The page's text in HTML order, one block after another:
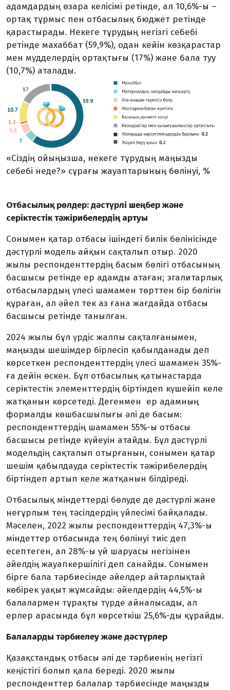
адамдардың өзара келісімі ретінде, ал 10,6%-ы –
ортақ тұрмыс пен отбасылық бюджет ретінде
қарастырады. Некеге тұрудың негізгі себебі
ретінде махаббат (59,9%), одан кейін көзқарастар
мен мүдделердің ортақтығы (17%) және бала туу
(10,7%) аталады.
«Сіздің ойыңызша, некеге тұрудың маңызды
себебі неде?» сұрағы жауаптарының бөлінуі, %
Отбасылық рөлдер: дәстүрлі шеңбер және
серіктестік тәжірибелердің артуы
Сонымен қатар отбасы ішіндегі билік бөлінісінде
дәстүрлі модель айқын сақталып отыр. 2020
жылы респонденттердің басым бөлігі отбасының
басшысы ретінде ер адамды атаған; эгалитарлық
отбасылардың үлесі шамамен төрттен бір бөлігін
құраған, ал әйел тек аз ғана жағдайда отбасы
басшысы ретінде танылған.
2024 жылы бұл үрдіс жалпы сақталғанымен,
маңызды шешімдер бірлесіп қабылданады деп
көрсеткен респонденттердің үлесі шамамен 35%-
ға дейін өскен. Бұл отбасылық қатынастарда
серіктестік элементтердің біртіндеп күшейіп келе
жатқанын көрсетеді. Дегенмен ер адамның
формалды көшбасшылығы әлі де басым:
респонденттердің шамамен 55%-ы отбасы
басшысы ретінде күйеуін атайды. Бұл дәстүрлі
модельдің сақталып отырғанын, сонымен қатар
шешім қабылдауда серіктестік тәжірибелердің
біртіндеп артып келе жатқанын білдіреді.
Отбасылық міндеттерді бөлуде де дәстүрлі және
неғұрлым тең тәсілдердің үйлесімі байқалады.
Мәселен, 2022 жылы респонденттердің 47,3%-ы
міндеттер отбасында тең бөлінуі тиіс деп
есептеген, ал 28%-ы үй шаруасы негізінен
әйелдің жауапкершілігі деп санайды. Сонымен
бірге бала тәрбиесінде әйелдер айтарлықтай
көбірек уақыт жұмсайды: әйелдердің 44,5%-ы
балалармен тұрақты түрде айналысады, ал
ерлер арасында бұл көрсеткіш 25,6%-ды құрайды.
Балаларды тәрбиелеу және дәстүрлер
Қазақстандық отбасы әлі де тәрбиенің негізгі
кеңістігі болып қала береді. 2020 жылы
респонденттер балалар тәрбиесінде маңызды